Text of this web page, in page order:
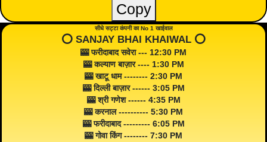
Copy
सीधे सट्टा कंपनी का No 1 खाईवाल
⭕️ SANJAY BHAI KHAIWAL ⭕️
🎰 फरीदाबाद सवेरा --- 12:30 PM
🎰 कल्याण बाज़ार ---- 1:30 PM
🎰 खाटू धाम -------- 2:30 PM
🎰 दिल्ली बाज़ार ------ 3:05 PM
🎰 श्री गणेश ------ 4:35 PM
🎰 करनाल ---------- 5:30 PM
🎰 फरीदाबाद --------- 6:05 PM
🎰 गोवा किंग -------- 7:30 PM